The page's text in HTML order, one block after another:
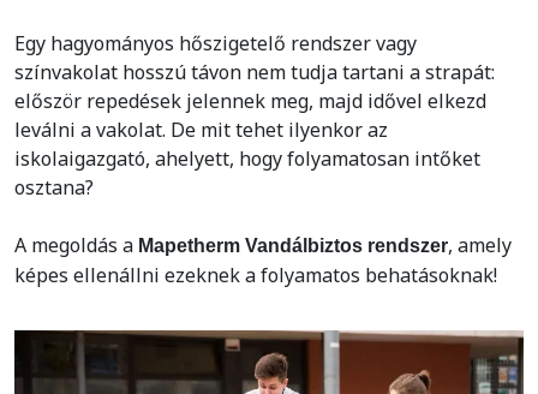
Egy hagyományos hőszigetelő rendszer vagy
színvakolat hosszú távon nem tudja tartani a strapát:
először repedések jelennek meg, majd idővel elkezd
leválni a vakolat. De mit tehet ilyenkor az
iskolaigazgató, ahelyett, hogy folyamatosan intőket
osztana?
A megoldás a Mapetherm Vandálbiztos rendszer, amely
képes ellenállni ezeknek a folyamatos behatásoknak!